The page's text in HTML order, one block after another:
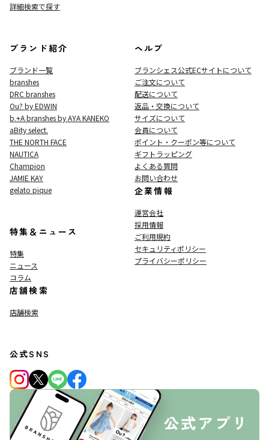
詳細検索で探す
ブランド紹介
ブランド一覧
branshes
DRC branshes
Ou? by EDWIN
b.+A branshes by AYA KANEKO
aBity select.
THE NORTH FACE
NAUTICA
Champion
JAMIE KAY
gelato pique
特集＆ニュース
特集
ニュース
コラム
店舗検索
店舗検索
ヘルプ
ブランシェス公式ECサイトについて
ご注文について
配送について
返品・交換について
サイズについて
会員について
ポイント・クーポン等について
ギフトラッピング
よくある質問
お問い合わせ
企業情報
運営会社
採用情報
ご利用規約
セキュリティポリシー
プライバシーポリシー
公式SNS